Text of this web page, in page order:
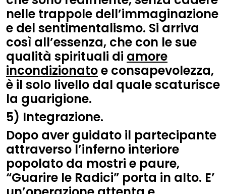
nelle trappole dell’immaginazione
e del sentimentalismo. Si arriva
così all’essenza, che con le sue
qualità spirituali di amore
incondizionatoe consapevolezza,
è il solo livello dal quale scaturisce
la guarigione.
5) Integrazione.
Dopo aver guidato il partecipante
attraverso l’inferno interiore
popolato da mostri e paure,
“Guarire le Radici” porta in alto. E’